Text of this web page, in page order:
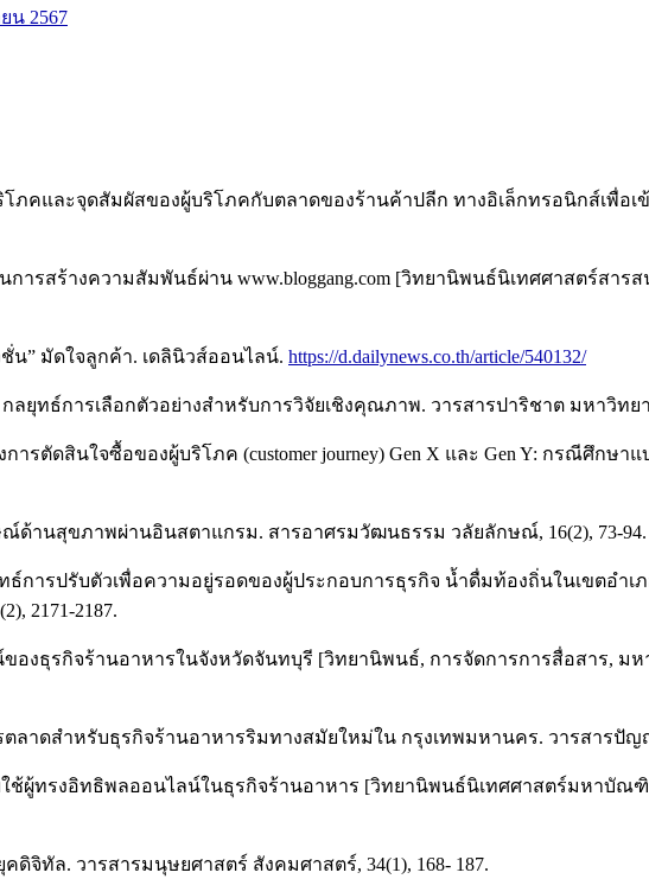
น 2567
โภคและจุดสัมผัสของผู้บริโภคกับตลาดของร้านค้าปลีก ทางอิเล็กทรอนิกส์เพื่อ
การสร้างความสัมพันธ์ผ่าน www.bloggang.com [วิทยานิพนธ์นิเทศศาสตร์ส
น” มัดใจลูกค้า. เดลินิวส์ออนไลน์. https://d.dailynews.co.th/article/540132/
ยุทธ์การเลือกตัวอย่างสำหรับการวิจัยเชิงคุณภาพ. วารสารปาริชาต มหาวิทย
ตัดสินใจซื้อของผู้บริโภค (customer journey) Gen X และ Gen Y: กรณีศึกษาแ
ณ์ด้านสุขภาพผ่านอินสตาแกรม. สารอาศรมวัฒนธรรม วลัยลักษณ์, 16(2), 73-94.
ารปรับตัวเพื่อความอยู่รอดของผู้ประกอบการธุรกิจ น้ำดื่มท้องถิ่นในเขตอำเภอ
2171-2187.
องธุรกิจร้านอาหารในจังหวัดจันทบุรี [วิทยานิพนธ์, การจัดการการสื่อสาร,
ลาดสำหรับธุรกิจร้านอาหารริมทางสมัยใหม่ใน กรุงเทพมหานคร. วารสารปัญ
ใช้ผู้ทรงอิทธิพลออนไลน์ในธุรกิจร้านอาหาร [วิทยานิพนธ์นิเทศศาสตร์มหาบั
ดิจิทัล. วารสารมนุษยศาสตร์ สังคมศาสตร์, 34(1), 168- 187.